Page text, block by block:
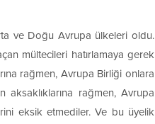
ve Doğu Avrupa ülkeleri oldu.
mültecileri hatırlamaya gerek
rağmen, Avrupa Birliği onlara
rağmen, Avrupa
eksik etmediler. Ve bu üyelik